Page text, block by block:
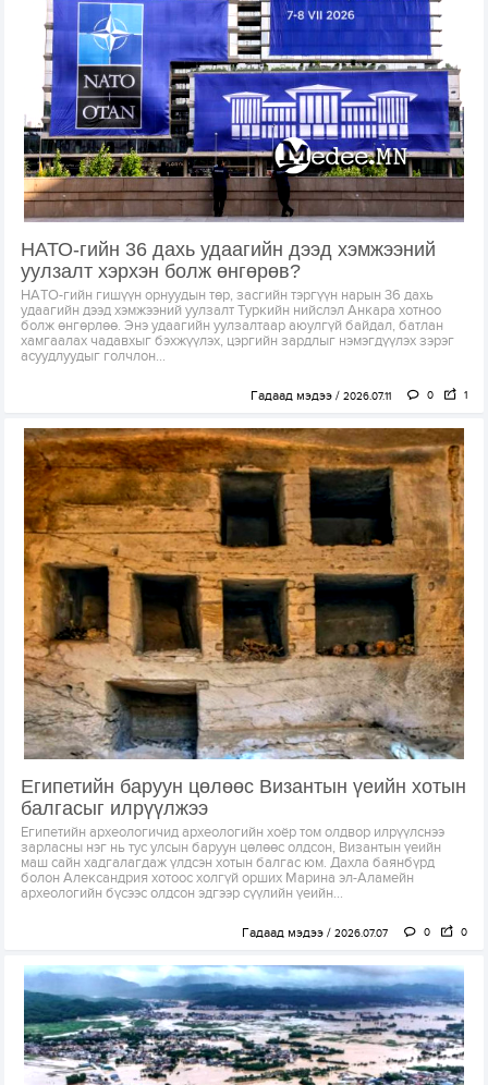
НАТО-гийн 36 дахь удаагийн дээд хэмжээний
уулзалт хэрхэн болж өнгөрөв?
НАТО-гийн гишүүн орнуудын төр, засгийн тэргүүн нарын 36 дахь
удаагийн дээд хэмжээний уулзалт Туркийн нийслэл Анкара хотноо
болж өнгөрлөө. Энэ удаагийн уулзалтаар аюулгүй байдал, батлан
хамгаалах чадавхыг бэхжүүлэх, цэргийн зардлыг нэмэгдүүлэх зэрэг
асуудлуудыг голчлон...
Гадаад мэдээ 2026.07.11 0 1
Египетийн баруун цөлөөс Византын үеийн хотын
балгасыг илрүүлжээ
Египетийн археологичид археологийн хоёр том олдвор илрүүлснээ
зарласны нэг нь тус улсын баруун цөлөөс олдсон, Византын үеийн
маш сайн хадгалагдаж үлдсэн хотын балгас юм. Дахла баянбүрд
болон Александрия хотоос холгүй орших Марина эл-Аламейн
археологийн бүсээс олдсон эдгээр сүүлийн үеийн...
Гадаад мэдээ 2026.07.07 0 0